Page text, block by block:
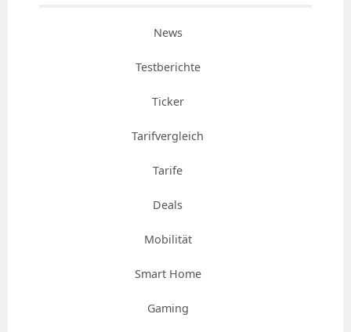
News
Testberichte
Ticker
Tarifvergleich
Tarife
Deals
Mobilität
Smart Home
Gaming